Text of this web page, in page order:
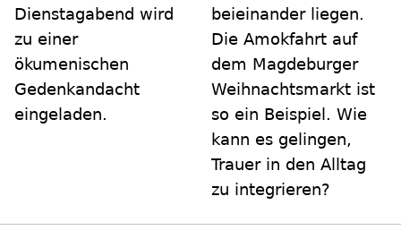
Dienstagabend wird
zu einer
ökumenischen
Gedenkandacht
eingeladen.
beieinander liegen.
Die Amokfahrt auf
dem Magdeburger
Weihnachtsmarkt ist
so ein Beispiel. Wie
kann es gelingen,
Trauer in den Alltag
zu integrieren?